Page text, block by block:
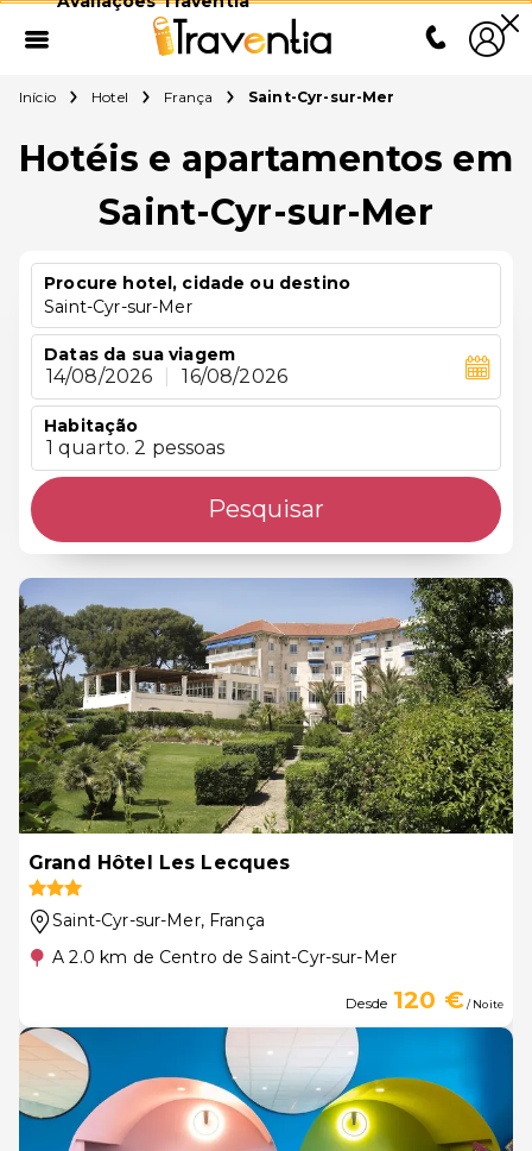
Início Hotel França Saint-Cyr-sur-Mer
Hotéis e apartamentos em
Saint-Cyr-sur-Mer
Procure hotel, cidade ou destino
Saint-Cyr-sur-Mer
Datas da sua viagem
14/08/2026 16/08/2026
Habitação
1 quarto. 2 pessoas
Pesquisar
Grand Hôtel Les Lecques
Saint-Cyr-sur-Mer, França
A 2.0 km de Centro de Saint-Cyr-sur-Mer
Desde 120 €/ Noite